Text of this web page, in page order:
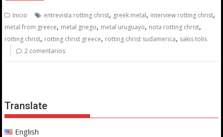
Inicio entrevista rotting christ, greek metal, interview rotting christ,
metal from greece, metal griego, metal uruguayo, nota rotting christ,
rotting christ, rotting christ greece, rotting christ sudamerica, sakis tolis
2 comentarios
Translate
English